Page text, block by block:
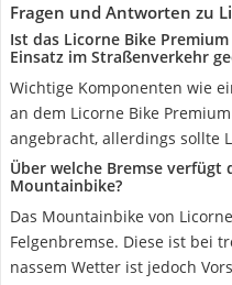
Fragen und Antworten zu
Ist das Licorne Bike
Einsatz im Straßenverkehr
Wichtige Komponenten wie
an dem Licorne Bike
angebracht, allerdings sollte
Über welche Bremse verfügt
Mountainbike?
Das Mountainbike von
Felgenbremse. Diese ist bei
nassem Wetter ist jedoch